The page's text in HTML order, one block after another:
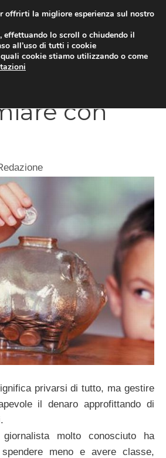
con
privarsi di tutto, ma gestire
il denaro approfittando di
giornalista molto conosciuto ha
meno e avere classe,
offrirti la migliore esperienza sul nostro
effettuando lo scroll o chiudendo il
all’uso di tutti i cookie
cookie stiamo utilizzando o come